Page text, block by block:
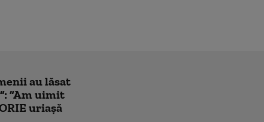
au lăsat
”Am uimit
uriașă